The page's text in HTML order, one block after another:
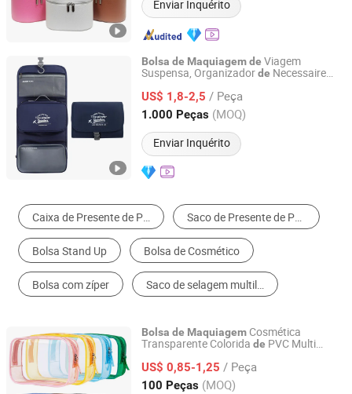
Enviar Inquérito
Bolsa de Maquiagemde Viagem
Suspensa, Organizadorde Necessaire
US$ 1,8-2,5 / Peça
1.000 Peças (MOQ)
Enviar Inquérito
Hefei Exciway Import & Export Co., Ltd.
Anhui, China Desde 2026
Caixa de Presente de Papel Saco de Presente de Papel
Bolsa Stand Up Bolsa de Cosmético
Bolsa com zíper Saco de selagem multilateral
Bolsa de Maquiagem Cosmética
Transparente Colorida de PVC Multi
deZíper, Popular e Impermeável para
Pincéis
Olhos
US$ 0,85-1,25 / Peça
100 Peças (MOQ)
Yiwu Ginzeal Bag Co., Ltd.
Zhejiang, China Desde 2024